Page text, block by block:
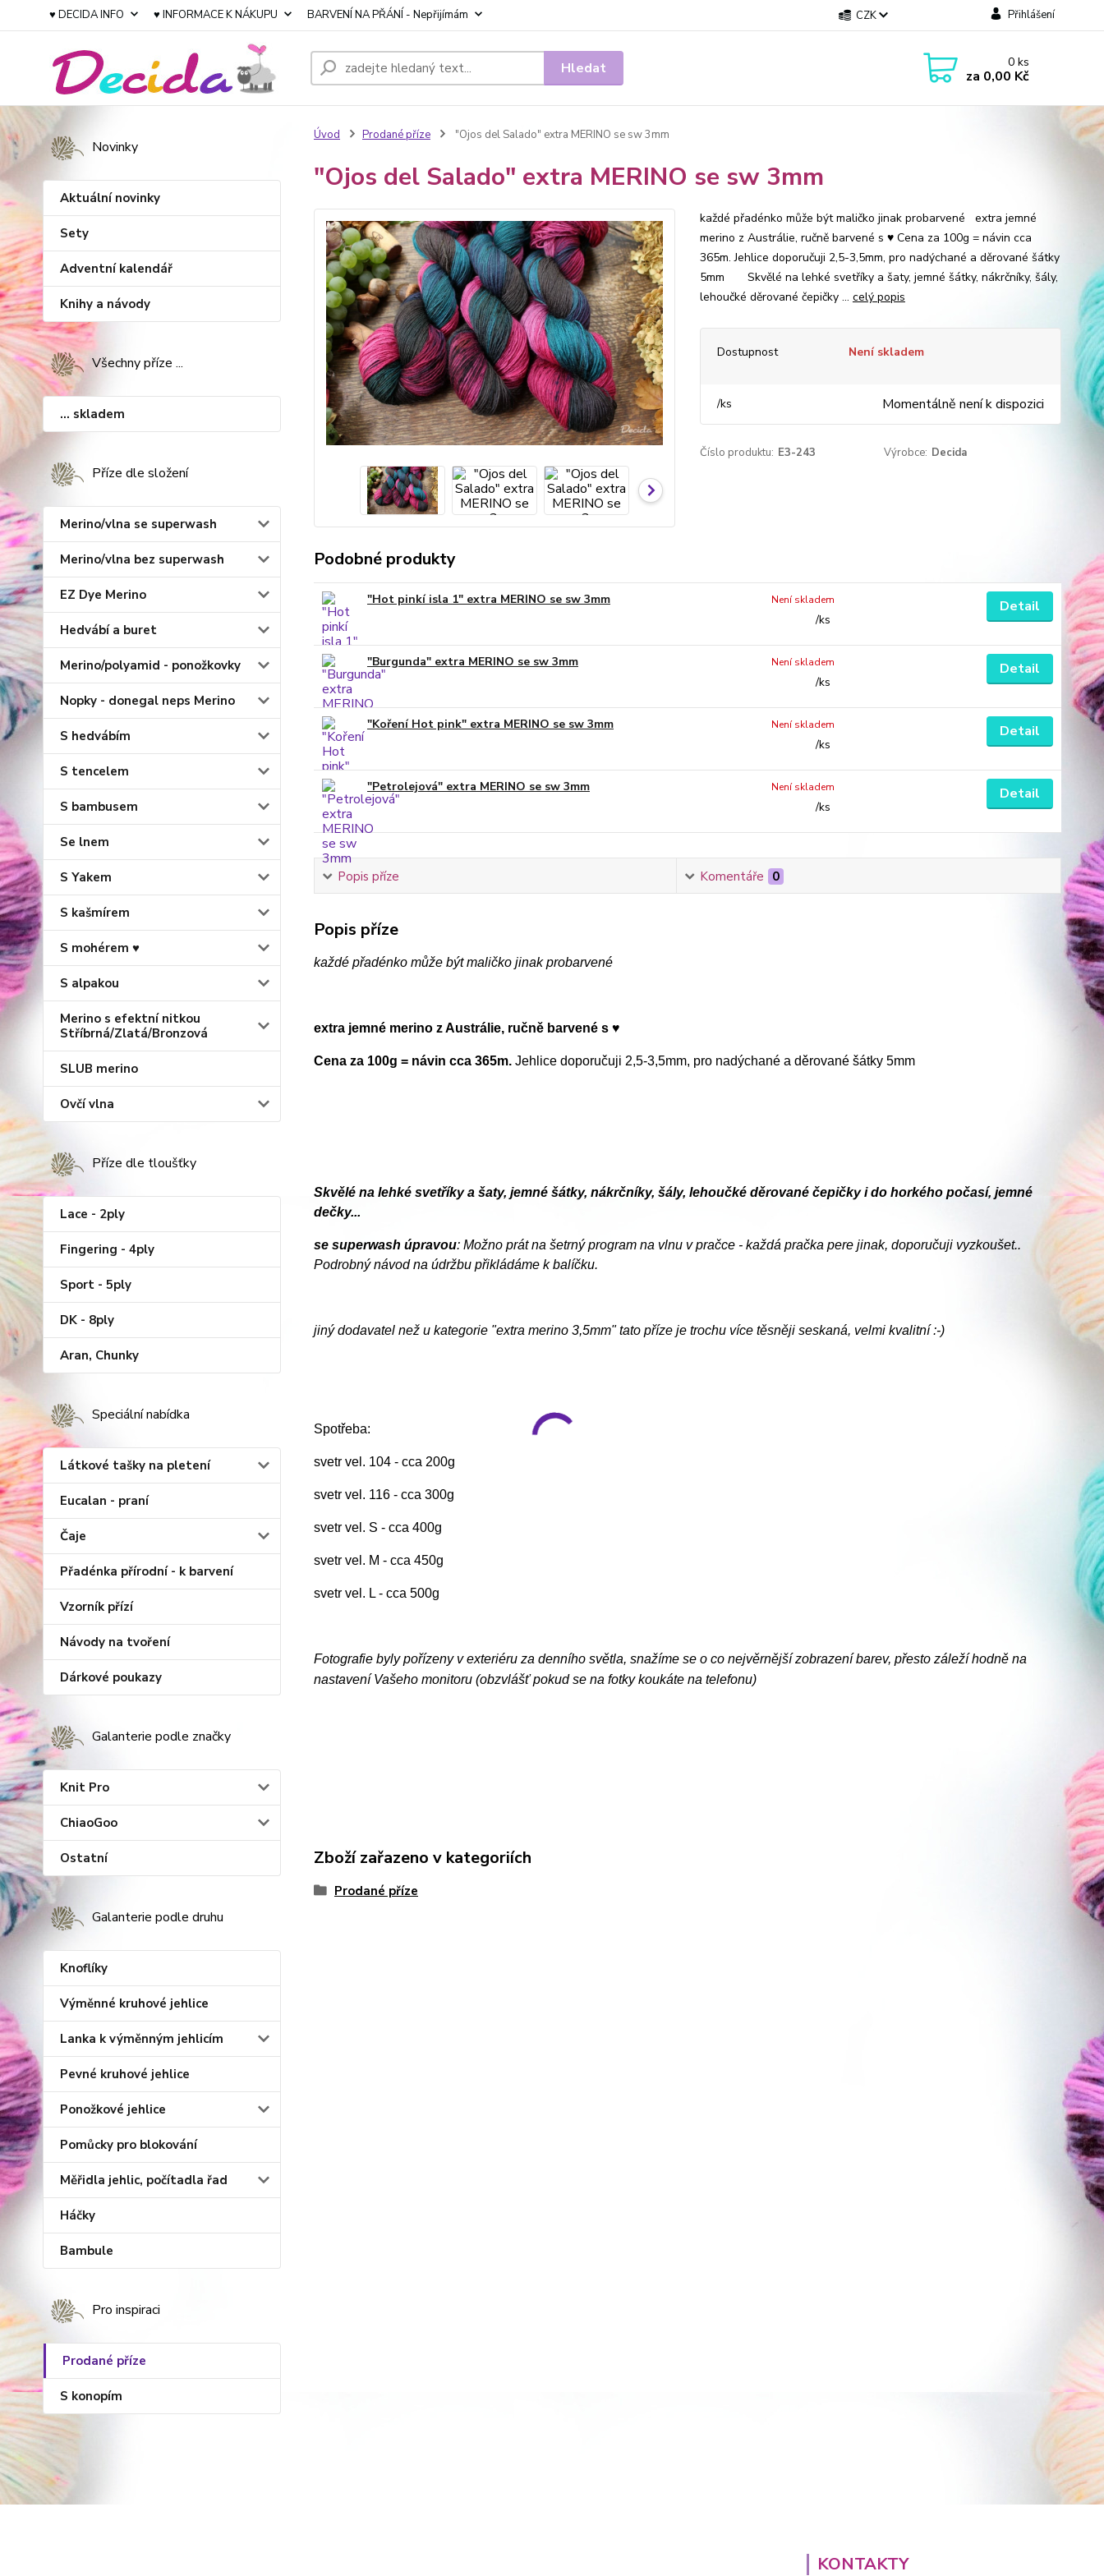
♥ DECIDA INFO ♥ INFORMACE K NÁKUPU BARVENÍ NA PŘÁNÍ - Nepřijímám CZK Přihlášení
Hledat 0ks
za 0,00 Kč
Novinky
Aktuální novinky
Sety
Adventní kalendář
Knihy a návody
Všechny příze ...
... skladem
Příze dle složení
Merino/vlna se superwash
Merino/vlna bez superwash
EZ Dye Merino
Hedvábí a buret
Merino/polyamid - ponožkovky
Nopky - donegal neps Merino
S hedvábím
S tencelem
S bambusem
Se lnem
S Yakem
S kašmírem
S mohérem ♥
S alpakou
Merino s efektní nitkou
Stříbrná/Zlatá/Bronzová
SLUB merino
Ovčí vlna
Příze dle tloušťky
Lace - 2ply
Fingering - 4ply
Sport - 5ply
DK - 8ply
Aran, Chunky
Speciální nabídka
Látkové tašky na pletení
Eucalan - praní
Čaje
Přadénka přírodní - k barvení
Vzorník přízí
Návody na tvoření
Dárkové poukazy
Galanterie podle značky
Knit Pro
ChiaoGoo
Ostatní
Galanterie podle druhu
Knoflíky
Výměnné kruhové jehlice
Lanka k výměnným jehlicím
Pevné kruhové jehlice
Ponožkové jehlice
Pomůcky pro blokování
Měřidla jehlic, počítadla řad
Háčky
Bambule
Pro inspiraci
Prodané příze
S konopím
Úvod Prodané příze "Ojos del Salado" extra MERINO se sw 3mm
"Ojos del Salado" extra MERINO se sw 3mm
každé přadénko může být maličko jinak probarvené extra jemné
merino z Austrálie, ručně barvené s ♥ Cena za 100g = návin cca
365m. Jehlice doporučuji 2,5-3,5mm, pro nadýchané a děrované šátky
5mm Skvělé na lehké svetříky a šaty, jemné šátky, nákrčníky, šály,
lehoučké děrované čepičky ... celý popis
Dostupnost Není skladem
/ks Momentálně není k dispozici
Číslo produktu: E3-243 Výrobce: Decida
Podobné produkty
"Hot pinkí isla 1" extra MERINO se sw 3mm
/ks
Není skladem Detail
"Burgunda" extra MERINO se sw 3mm
/ks
Není skladem Detail
"Koření Hot pink" extra MERINO se sw 3mm
/ks
Není skladem Detail
"Petrolejová" extra MERINO se sw 3mm
/ks
Není skladem Detail
Popis příze Komentáře 0
Popis příze
každé přadénko může být maličko jinak probarvené
extra jemné merino z Austrálie, ručně barvené s ♥
Cena za 100g = návin cca 365m.Jehlice doporučuji 2,5-3,5mm, pro nadýchané a děrované šátky 5mm
Skvělé na lehké svetříky a šaty, jemné šátky, nákrčníky, šály, lehoučké děrované čepičky i do horkého počasí, jemné
dečky...
se superwash úpravou: Možno prát na šetrný program na vlnu v pračce - každá pračka pere jinak, doporučuji vyzkoušet..
Podrobný návod na údržbu přikládáme k balíčku.
jiný dodavatel než u kategorie "extra merino 3,5mm" tato příze je trochu více těsněji seskaná, velmi kvalitní :-)
Spotřeba:
svetr vel. 104 - cca 200g
svetr vel. 116 - cca 300g
svetr vel. S - cca 400g
svetr vel. M - cca 450g
svetr vel. L - cca 500g
Fotografie byly pořízeny v exteriéru za denního světla, snažíme se o co nejvěrnější zobrazení barev, přesto záleží hodně na
nastavení Vašeho monitoru (obzvlášť pokud se na fotky koukáte na telefonu)
Zboží zařazeno v kategoriích
Prodané příze
KONTAKTY